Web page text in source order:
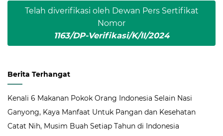
Telah diverifikasi oleh Dewan Pers Sertifikat
Nomor
1163/DP-Verifikasi/K/II/2024
Berita Terhangat
Kenali 6 Makanan Pokok Orang Indonesia Selain Nasi
Ganyong, Kaya Manfaat Untuk Pangan dan Kesehatan
Catat Nih, Musim Buah Setiap Tahun di Indonesia